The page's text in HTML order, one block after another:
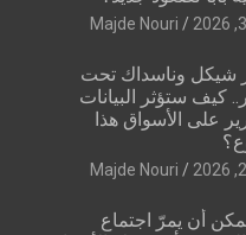
Majde Nouri
شيكل وناسداك تحت
كيف ستؤثر البيانات
على الأسواق هذا
Majde Nouri
أن يمرّ اجتماع